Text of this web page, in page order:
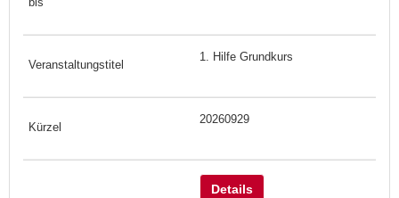
1. Hilfe Grundkurs
20260929
Details